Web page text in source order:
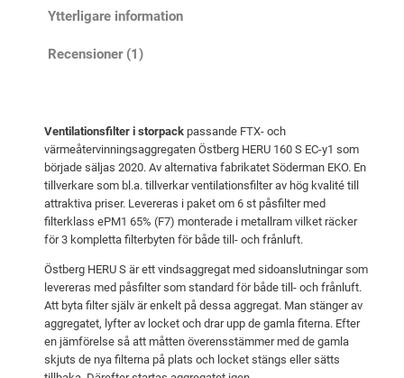
s
t
r
:
1
4
1
3
k
r
.
ä
2
5
k
r
.
Ytterligare information
Recensioner (1)
Ventilationsfilter i storpackpassande FTX- och
värmeåtervinningsaggregaten Östberg HERU 160 S EC-y1 som
började säljas 2020. Av alternativa fabrikatet Söderman EKO. En
tillverkare som bl.a. tillverkar ventilationsfilter av hög kvalité till
attraktiva priser. Levereras i paket om 6 st påsfilter med
filterklass ePM1 65% (F7) monterade i metallram vilket räcker
för 3 kompletta filterbyten för både till- och frånluft.
Östberg HERU S är ett vindsaggregat med sidoanslutningar som
levereras med påsfilter som standard för både till- och frånluft.
Att byta filter själv är enkelt på dessa aggregat. Man stänger av
aggregatet, lyfter av locket och drar upp de gamla fiterna. Efter
en jämförelse så att måtten överensstämmer med de gamla
skjuts de nya filterna på plats och locket stängs eller sätts